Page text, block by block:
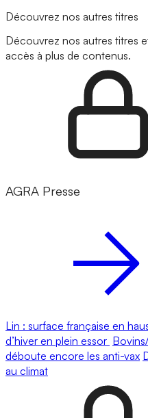
Découvrez nos autres titres
Découvrez nos autres titres
accès à plus de contenus.
AGRA Presse
Lin : surface française en
d’hiver en plein essor
déboute encore les anti-vax
au climat